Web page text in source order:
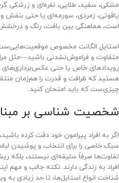
مشکی، سفید، طلایی، نقره‌ای و زرشکی
است، هماهنگی بین بافت، رنگ و
استایل الگانت مخصوص
متفاوت و فراموش‌نشدنی باشید—مثل
رویدادهای خاص یا حتی عکس‌برداری‌های
هستید که ظرافت و قدرت را هم‌زمان
چیزی‌ست که باید امتحان کنید.
شخصیت شناسی بر
اگر به افراد پیرامون خود دقت کرده
سبک خاصی را برای انتخاب و پوشیدن
تفاوت‌ها صرفاً سلیقه‌ای نیستند، بلکه
افراد به زندگی دارند. نکته جالب و مهم
شناخت انواع استایل‌ها، تا حد زیادی